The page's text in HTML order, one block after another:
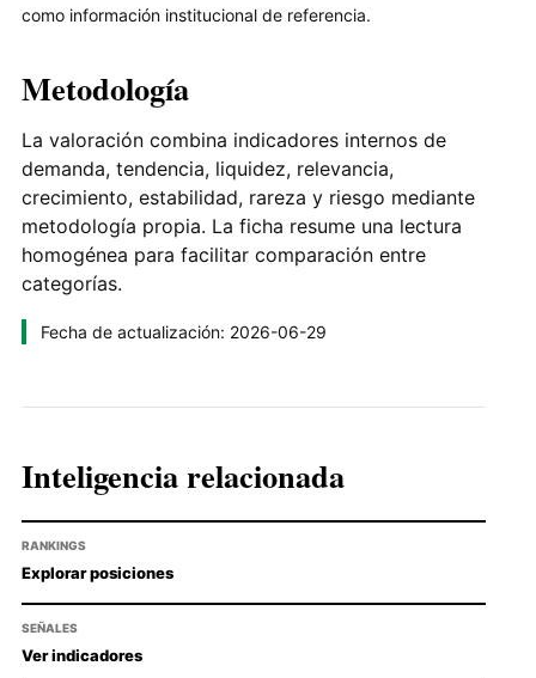
como información institucional de referencia.
Metodología
La valoración combina indicadores internos de
demanda, tendencia, liquidez, relevancia,
crecimiento, estabilidad, rareza y riesgo mediante
metodología propia. La ficha resume una lectura
homogénea para facilitar comparación entre
categorías.
Fecha de actualización: 2026-06-29
Inteligencia relacionada
RANKINGS
Explorar posiciones
SEÑALES
Ver indicadores